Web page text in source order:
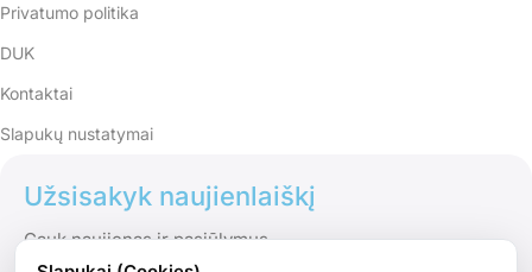
Privatumo politika
DUK
Kontaktai
Slapukų nustatymai
Užsisakyk naujienlaiškį
Gauk naujienas ir pasiūlymus